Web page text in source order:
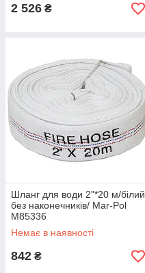
2 526 ₴
Шланг для води 2"*20 м/білий
без наконечників/ Mar-Pol
M85336
Немає в наявності
842 ₴